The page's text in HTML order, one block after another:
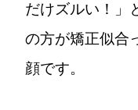
だけズルい！」
の方が矯正似合
顔です。